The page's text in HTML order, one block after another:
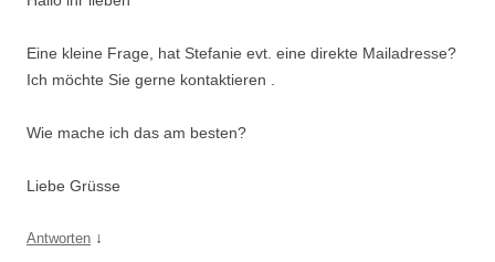
Eine kleine Frage, hat Stefanie evt. eine direkte Mailadresse?
Ich möchte Sie gerne kontaktieren .
Wie mache ich das am besten?
Liebe Grüsse
Antworten ↓